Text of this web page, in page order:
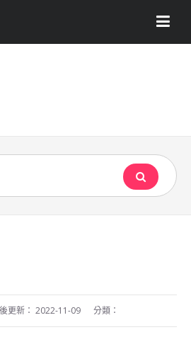
更新： 2022-11-09 分類：